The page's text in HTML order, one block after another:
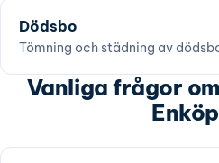
Dödsbo
Tömning och städning av
Vanliga frågor